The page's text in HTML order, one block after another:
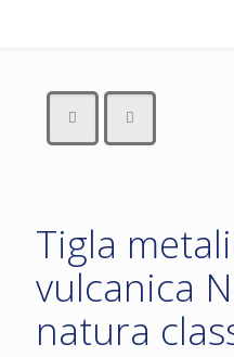
Tigla
vulcanica
natura